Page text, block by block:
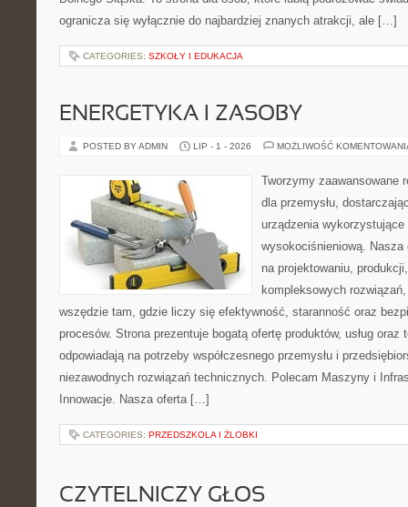
ogranicza się wyłącznie do najbardziej znanych atrakcji, ale […]
CATEGORIES: SZKOŁY I EDUKACJA
ENERGETYKA I ZASOBY
POSTED BY ADMIN LIP - 1 - 2026 MOŻLIWOŚĆ
Tworzymy zaawansowane
dla przemysłu,
urządzenia wykorzystujące
wysokociśnieniową. Nasza
na projektowaniu,
kompleksowych
wszędzie tam, gdzie liczy się efektywność, staranność oraz
procesów. Strona prezentuje bogatą ofertę produktów, usług oraz
odpowiadają na potrzeby współczesnego przemysłu i
niezawodnych rozwiązań technicznych. Polecam Maszyny i
Innowacje. Nasza oferta […]
CATEGORIES: PRZEDSZKOLA I ŻLOBKI
CZYTELNICZY GŁOS